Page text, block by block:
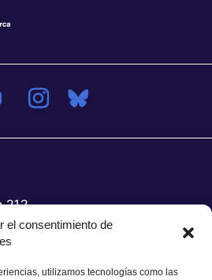
el consentimiento de
utilizamos tecnologías como las
212
Tecnologia (PMT) Campus